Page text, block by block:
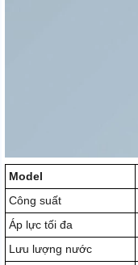
Model
Công suất
Áp lực tối đa
Lưu lượng nước